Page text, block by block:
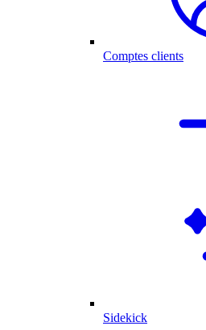
Comptes clients
Sidekick